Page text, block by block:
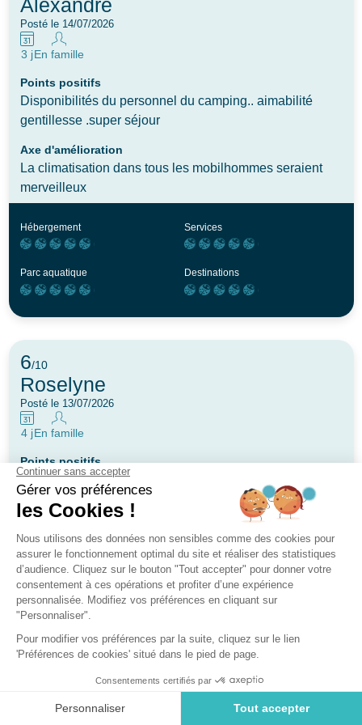
Alexandre
Posté le 14/07/2026
3 jEn famille
Points positifs
Disponibilités du personnel du camping.. aimabilité
gentillesse .super séjour
Axe d'amélioration
La climatisation dans tous les mobilhommes seraient
merveilleux
Hébergement Services
Parc aquatique Destinations
6/10
Roselyne
Posté le 13/07/2026
4 jEn famille
Points positifs
Réactivité, les animations.
Axe d'amélioration
La propreté des sanitaires dans le mobil-home, la
chaleur sans climatiseur ni ventilateur. Les herbes a
défrechire.
Hébergement Services
Parc aquatique Destinations